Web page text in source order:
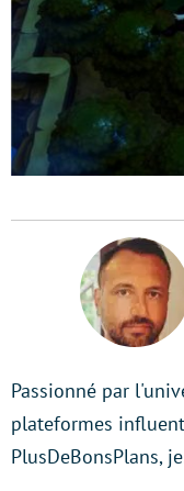
Passionné par
plateformes
PlusDeBonsPlans,